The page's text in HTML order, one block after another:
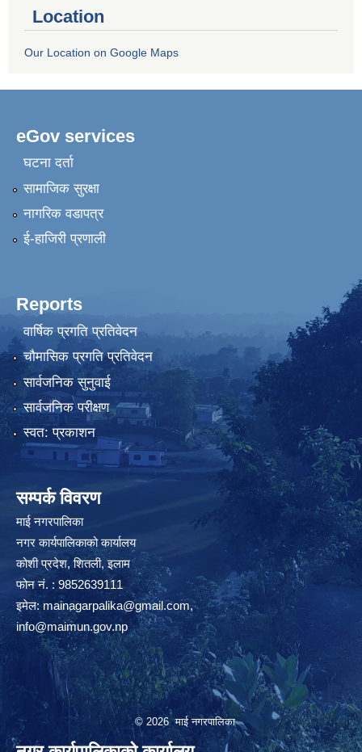
Location
Our Location on Google Maps
eGov services
घटना दर्ता
सामाजिक सुरक्षा
नागरिक वडापत्र
ई-हाजिरी प्रणाली
Reports
वार्षिक प्रगति प्रतिवेदन
चौमासिक प्रगति प्रतिवेदन
सार्वजनिक सुनुवाई
सार्वजनिक परीक्षण
स्वत: प्रकाशन
सम्पर्क विवरण
माई नगरपालिका
नगर कार्यपालिकाको कार्यालय
कोशी प्रदेश, शितली, इलाम
फोन नं. : 9852639111
इमेल:mainagarpalika@gmail.com,
info@maimun.gov.np
© 2026 माई नगरपालिका